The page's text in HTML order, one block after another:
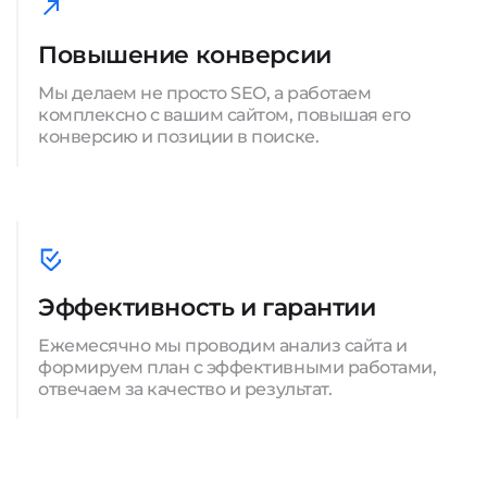
Повышение конверсии
Мы делаем не просто SEO, а работаем
комплексно с вашим сайтом, повышая его
конверсию и позиции в поиске.
Эффективность и гарантии
Ежемесячно мы проводим анализ сайта и
формируем план с эффективными работами,
отвечаем за качество и результат.